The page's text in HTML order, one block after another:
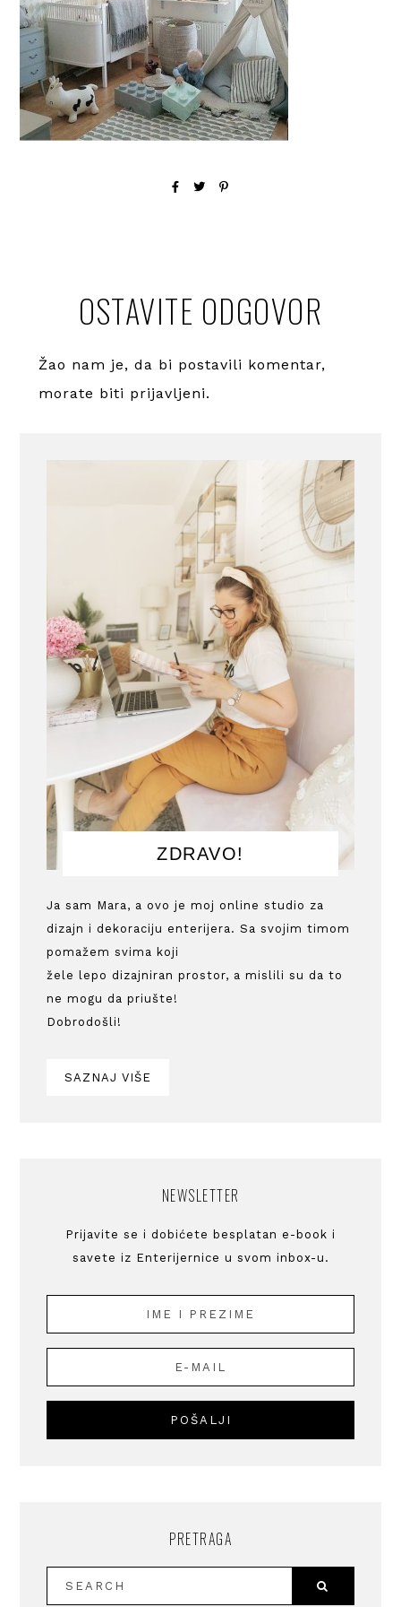
OSTAVITE ODGOVOR
Žao nam je, da bi postavili komentar,
morate biti prijavljeni.
ZDRAVO!
Ja sam Mara, a ovo je moj online studio za
dizajn i dekoraciju enterijera. Sa svojim timom
pomažem svima koji
žele lepo dizajniran prostor, a mislili su da to
ne mogu da priušte!
Dobrodošli!
SAZNAJ VIŠE
NEWSLETTER
Prijavite se i dobićete besplatan e-book i
savete iz Enterijernice u svom inbox-u.
PRETRAGA